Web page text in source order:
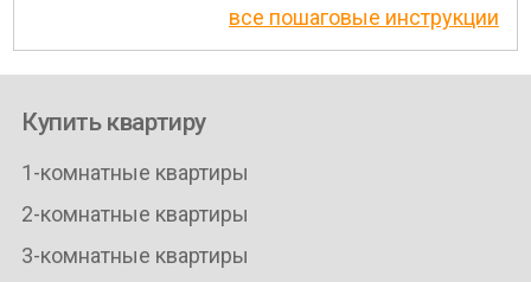
все пошаговые инструкции
Купить квартиру
1-комнатные квартиры
2-комнатные квартиры
3-комнатные квартиры